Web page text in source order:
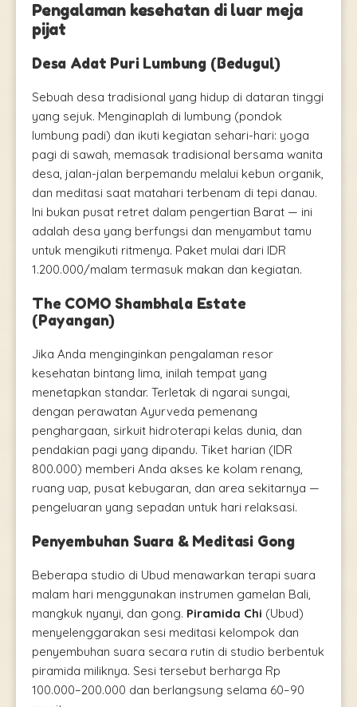
Pengalaman kesehatan di luar meja
pijat
Desa Adat Puri Lumbung (Bedugul)
Sebuah desa tradisional yang hidup di dataran tinggi
yang sejuk. Menginaplah di lumbung (pondok
lumbung padi) dan ikuti kegiatan sehari-hari: yoga
pagi di sawah, memasak tradisional bersama wanita
desa, jalan-jalan berpemandu melalui kebun organik,
dan meditasi saat matahari terbenam di tepi danau.
Ini bukan pusat retret dalam pengertian Barat — ini
adalah desa yang berfungsi dan menyambut tamu
untuk mengikuti ritmenya. Paket mulai dari IDR
1.200.000/malam termasuk makan dan kegiatan.
The COMO Shambhala Estate
(Payangan)
Jika Anda menginginkan pengalaman resor
kesehatan bintang lima, inilah tempat yang
menetapkan standar. Terletak di ngarai sungai,
dengan perawatan Ayurveda pemenang
penghargaan, sirkuit hidroterapi kelas dunia, dan
pendakian pagi yang dipandu. Tiket harian (IDR
800.000) memberi Anda akses ke kolam renang,
ruang uap, pusat kebugaran, dan area sekitarnya —
pengeluaran yang sepadan untuk hari relaksasi.
Penyembuhan Suara & Meditasi Gong
Beberapa studio di Ubud menawarkan terapi suara
malam hari menggunakan instrumen gamelan Bali,
mangkuk nyanyi, dan gong. Piramida Chi (Ubud)
menyelenggarakan sesi meditasi kelompok dan
penyembuhan suara secara rutin di studio berbentuk
piramida miliknya. Sesi tersebut berharga Rp
100.000–200.000 dan berlangsung selama 60–90